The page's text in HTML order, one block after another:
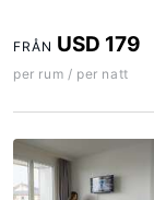
FRÅN USD 179
per rum / per natt